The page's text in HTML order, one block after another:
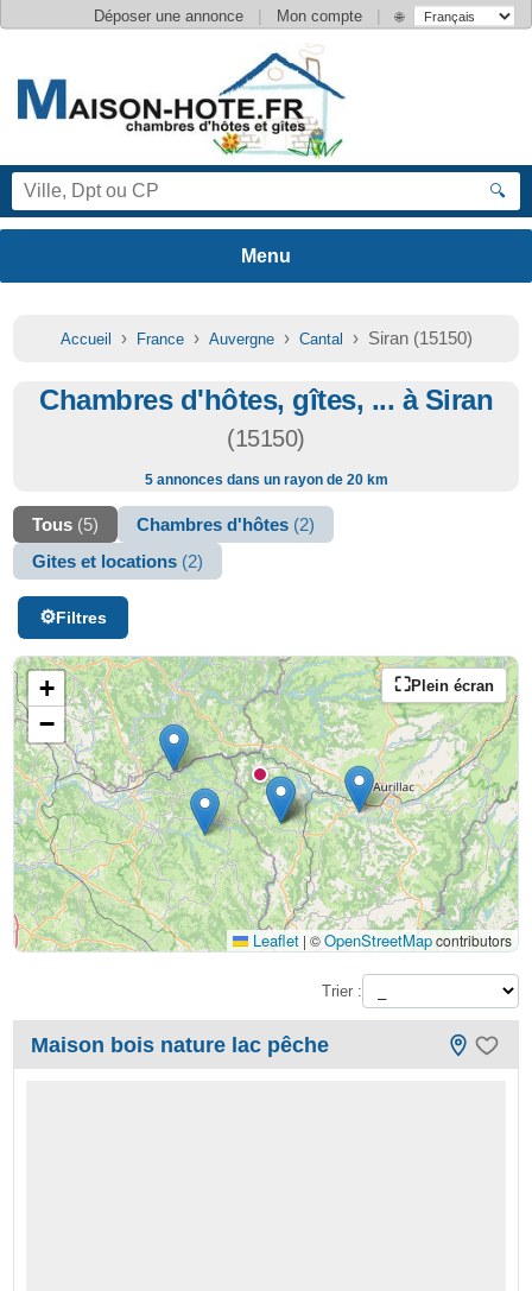
Déposer une annonce | Mon compte | 🌐
🔍
Accueil › France› Auvergne› Cantal › Siran (15150)
Chambres d'hôtes, gîtes, ... à Siran
(15150)
5 annonces dans un rayon de 20 km
Tous (5) Chambres d'hôtes (2)
Gites et locations (2)
Filtres
Plein écran
+
−
Leaflet | ©OpenStreetMapcontributors
Trier :
Maison bois nature lac pêche